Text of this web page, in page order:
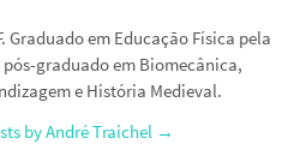
Graduado em Educação Física pela
pós-graduado em Biomecânica,
e História Medieval.
by André Traichel →